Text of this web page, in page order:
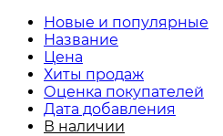
Новые и популярные
Название
Цена
Хиты продаж
Оценка покупателей
Дата добавления
В наличии